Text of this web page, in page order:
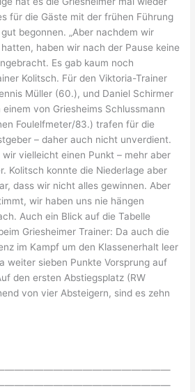
für die Gäste mit der frühen Führung
begonnen. „Aber nachdem wir
haben wir nach der Pause keine
Es gab kaum noch
Kolitsch. Für den Viktoria-Trainer
Müller (60.), und Daniel Schirmer
von Griesheims Schlussmann
Foulelfmeter/83.) trafen für die
– daher auch nicht unverdient.
wir vielleicht einen Punkt – mehr aber
Kolitsch konnte die Niederlage aber
dass wir nicht alles gewinnen. Aber
wir haben uns nie hängen
Auch ein Blick auf die Tabelle
Griesheimer Trainer: Da auch die
im Kampf um den Klassenerhalt leer
weiter sieben Punkte Vorsprung auf
den ersten Abstiegsplatz (RW
von vier Absteigern, sind es zehn